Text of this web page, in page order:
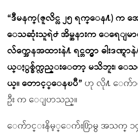
“ဒီမနက္(ဇူလိင္လ ၂၅ ရက္ေန႔) က
ေသဆုံးသူရဲ႕ အိမ္အနားက ေရေျ
လ်က္အေနအထားနဲ႔ ရင္ဘတ္မွာ ဓါးဒဏ္ရ
ယ္ႏွစ္ခ်က္လည္းေတာ့ မသိဘူး၊ ေသ
ယ္။ ေတာင့္ေနၿပီ” ဟု လို႔ ေက်ာ
ဦး က ေျပာသည္။
ေက်ာင္းနိမ့္ေက်း႐ြာမွ အသက္ ၁